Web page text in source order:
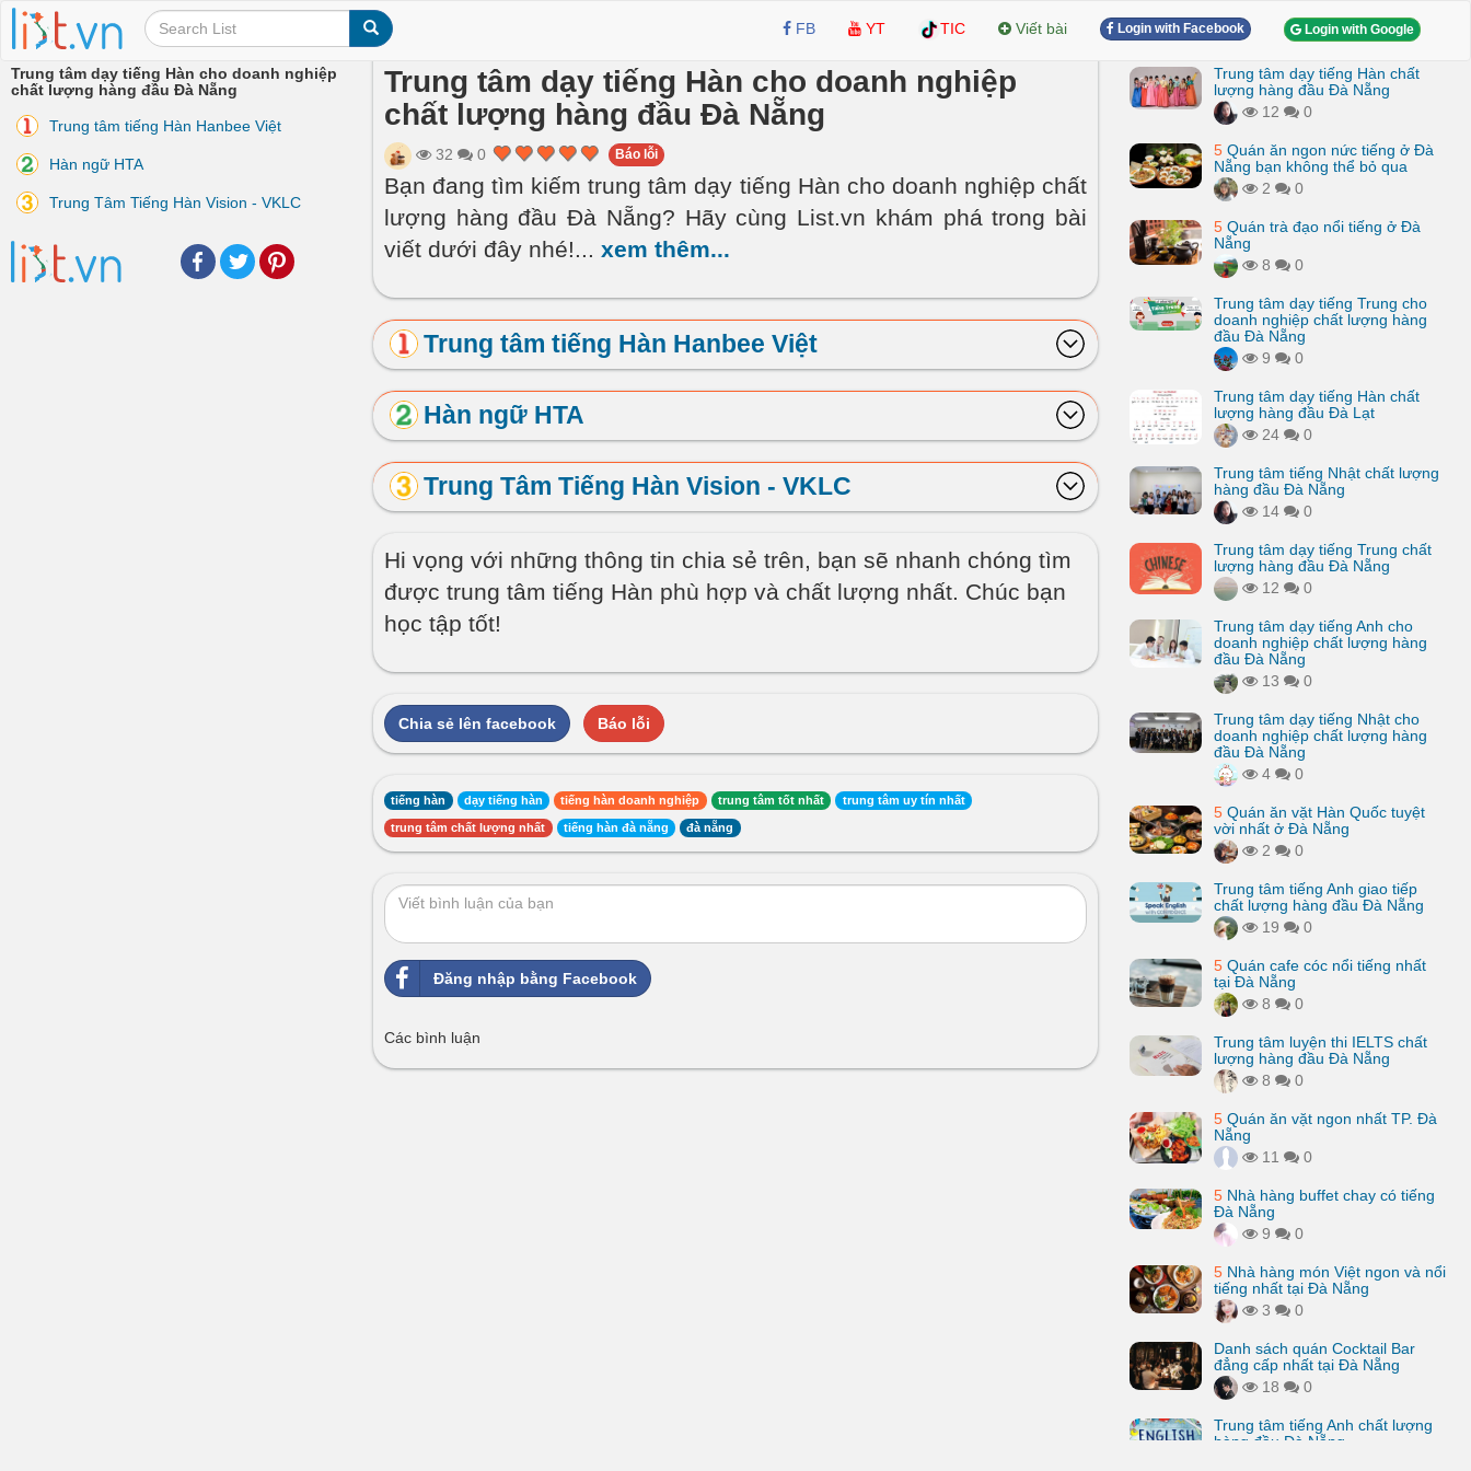
FB YT TIC Viết bài Login with Facebook Login with Google
Trung tâm dạy tiếng Hàn cho doanh nghiệp
chất lượng hàng đầu Đà Nẵng
Trung tâm tiếng Hàn Hanbee Việt
Hàn ngữ HTA
Trung Tâm Tiếng Hàn Vision - VKLC
Facebook
TwitterPinterest
Trung tâm dạy tiếng Hàn cho doanh nghiệp
chất lượng hàng đầu Đà Nẵng
32 0 Báo lỗi
Bạn đang tìm kiếm trung tâm dạy tiếng Hàn cho doanh nghiệp chất
lượng hàng đầu Đà Nẵng? Hãy cùng List.vn khám phá trong bài
viết dưới đây nhé!... xem thêm...
Trung tâm tiếng Hàn Hanbee Việt
Hàn ngữ HTA
Trung Tâm Tiếng Hàn Vision - VKLC
Hi vọng với những thông tin chia sẻ trên, bạn sẽ nhanh chóng tìm
được trung tâm tiếng Hàn phù hợp và chất lượng nhất. Chúc bạn
học tập tốt!
Chia sẻ lên facebook Báo lỗi
tiếng hàn dạy tiếng hàn tiếng hàn doanh nghiệp trung tâm tốt nhất trung tâm uy tín nhất
trung tâm chất lượng nhất tiếng hàn đà nẵng đà nẵng
Đăng nhập bằng Facebook
Các bình luận
Trung tâm dạy tiếng Hàn chất
lượng hàng đầu Đà Nẵng
12
0
5 Quán ăn ngon nức tiếng ở Đà
Nẵng bạn không thể bỏ qua
2
0
5 Quán trà đạo nổi tiếng ở Đà
Nẵng
8
0
Trung tâm dạy tiếng Trung cho
doanh nghiệp chất lượng hàng
đầu Đà Nẵng
9
0
Trung tâm dạy tiếng Hàn chất
lượng hàng đầu Đà Lạt
24
0
Trung tâm tiếng Nhật chất lượng
hàng đầu Đà Nẵng
14
0
Trung tâm dạy tiếng Trung chất
lượng hàng đầu Đà Nẵng
12
0
Trung tâm dạy tiếng Anh cho
doanh nghiệp chất lượng hàng
đầu Đà Nẵng
13
0
Trung tâm dạy tiếng Nhật cho
doanh nghiệp chất lượng hàng
đầu Đà Nẵng
4
0
5 Quán ăn vặt Hàn Quốc tuyệt
vời nhất ở Đà Nẵng
2
0
Trung tâm tiếng Anh giao tiếp
chất lượng hàng đầu Đà Nẵng
19
0
5 Quán cafe cóc nổi tiếng nhất
tại Đà Nẵng
8
0
Trung tâm luyện thi IELTS chất
lượng hàng đầu Đà Nẵng
8
0
5 Quán ăn vặt ngon nhất TP. Đà
Nẵng
11
0
5 Nhà hàng buffet chay có tiếng
Đà Nẵng
9
0
5 Nhà hàng món Việt ngon và nổi
tiếng nhất tại Đà Nẵng
3
0
Danh sách quán Cocktail Bar
đẳng cấp nhất tại Đà Nẵng
18
0
Trung tâm tiếng Anh chất lượng
hàng đầu Đà Nẵng